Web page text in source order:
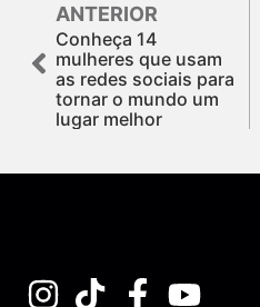
ANTERIOR
Conheça 14
mulheres que usam
as redes sociais para
tornar o mundo um
lugar melhor